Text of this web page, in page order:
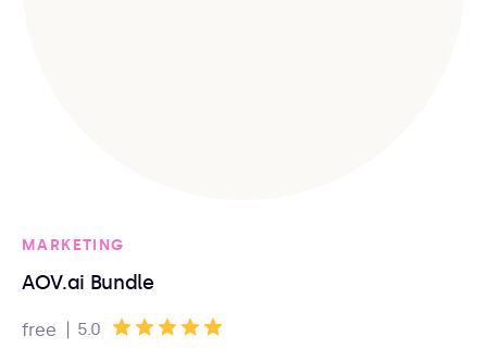
MARKETING
AOV.ai Bundle
free | 5.0